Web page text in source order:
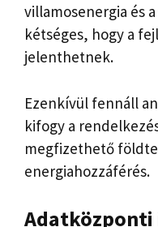
villamosenergia és
kétséges, hogy a
jelenthetnek.
Ezenkívül fennáll
kifogy a
megfizethető
energiahozzáférés.
Adatközponti